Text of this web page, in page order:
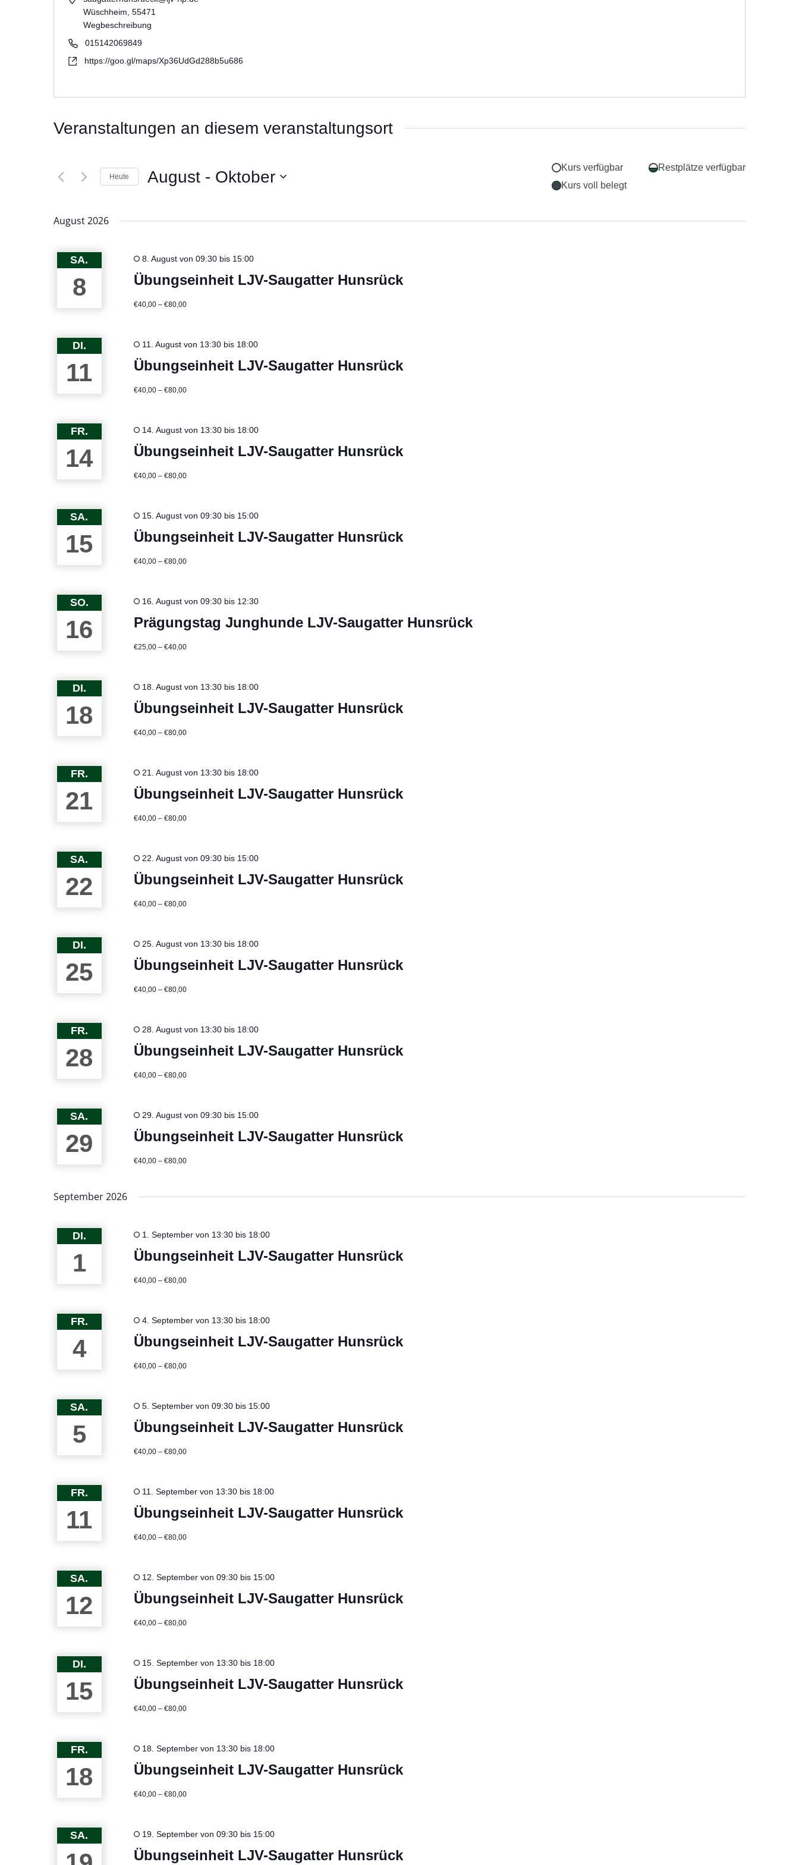
Wüschheim 55471
Wegbeschreibung
015142069849
https://goo.gl/maps/Xp36UdGd288b5u686
Veranstaltungen an diesem veranstaltungsort
Heute August - Oktober Kurs verfügbar
Restplätze verfügbar
Kurs voll belegt
August 2026
SA.
8
8. August von 09:30bis 15:00
Übungseinheit LJV-Saugatter Hunsrück
€40,00 – €80,00
DI.
11
11. August von 13:30bis 18:00
Übungseinheit LJV-Saugatter Hunsrück
€40,00 – €80,00
FR.
14
14. August von 13:30bis 18:00
Übungseinheit LJV-Saugatter Hunsrück
€40,00 – €80,00
SA.
15
15. August von 09:30bis 15:00
Übungseinheit LJV-Saugatter Hunsrück
€40,00 – €80,00
SO.
16
16. August von 09:30bis 12:30
Prägungstag Junghunde LJV-Saugatter Hunsrück
€25,00 – €40,00
DI.
18
18. August von 13:30bis 18:00
Übungseinheit LJV-Saugatter Hunsrück
€40,00 – €80,00
FR.
21
21. August von 13:30bis 18:00
Übungseinheit LJV-Saugatter Hunsrück
€40,00 – €80,00
SA.
22
22. August von 09:30bis 15:00
Übungseinheit LJV-Saugatter Hunsrück
€40,00 – €80,00
DI.
25
25. August von 13:30bis 18:00
Übungseinheit LJV-Saugatter Hunsrück
€40,00 – €80,00
FR.
28
28. August von 13:30bis 18:00
Übungseinheit LJV-Saugatter Hunsrück
€40,00 – €80,00
SA.
29
29. August von 09:30bis 15:00
Übungseinheit LJV-Saugatter Hunsrück
€40,00 – €80,00
September 2026
DI.
1
1. September von 13:30bis 18:00
Übungseinheit LJV-Saugatter Hunsrück
€40,00 – €80,00
FR.
4
4. September von 13:30bis 18:00
Übungseinheit LJV-Saugatter Hunsrück
€40,00 – €80,00
SA.
5
5. September von 09:30bis 15:00
Übungseinheit LJV-Saugatter Hunsrück
€40,00 – €80,00
FR.
11
11. September von 13:30bis 18:00
Übungseinheit LJV-Saugatter Hunsrück
€40,00 – €80,00
SA.
12
12. September von 09:30bis 15:00
Übungseinheit LJV-Saugatter Hunsrück
€40,00 – €80,00
DI.
15
15. September von 13:30bis 18:00
Übungseinheit LJV-Saugatter Hunsrück
€40,00 – €80,00
FR.
18
18. September von 13:30bis 18:00
Übungseinheit LJV-Saugatter Hunsrück
€40,00 – €80,00
SA. 19. September von 09:30bis 15:00
Übungseinheit LJV-Saugatter Hunsrück